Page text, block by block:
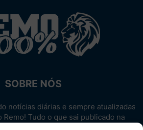
SOBRE NÓS
notícias diárias e sempre atualizadas
Remo! Tudo o que sai publicado na